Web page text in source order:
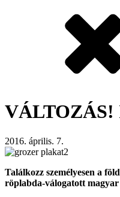
VÁLTOZÁS!
2016. április. 7.
Találkozz személyesen a
röplabda-válogatott